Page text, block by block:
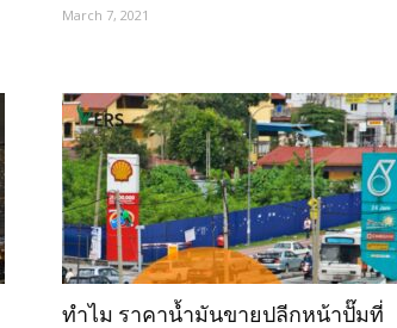
March 7, 2021
ทำไม ราคาน้ำมันขายปลีกหน้าปั๊มที่